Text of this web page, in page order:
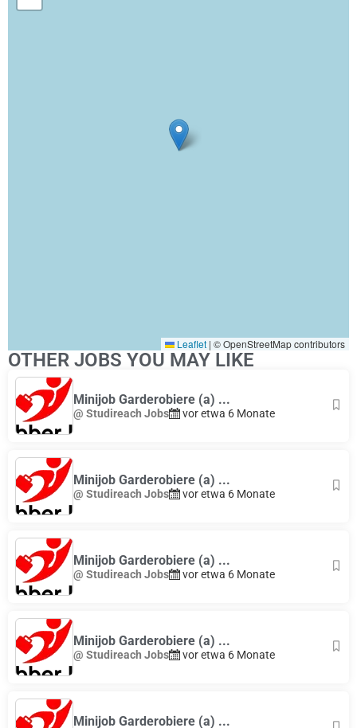
Leaflet | © OpenStreetMap contributors
OTHER JOBS YOU MAY LIKE
Minijob Garderobiere (a) ...
@ Studireach Jobs vor etwa 6 Monate
Minijob Garderobiere (a) ...
@ Studireach Jobs vor etwa 6 Monate
Minijob Garderobiere (a) ...
@ Studireach Jobs vor etwa 6 Monate
Minijob Garderobiere (a) ...
@ Studireach Jobs vor etwa 6 Monate
Minijob Garderobiere (a) ...